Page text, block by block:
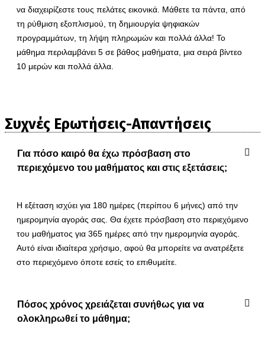
να διαχειρίζεστε τους πελάτες εικονικά. Μάθετε τα πάντα, από
τη ρύθμιση εξοπλισμού, τη δημιουργία ψηφιακών
προγραμμάτων, τη λήψη πληρωμών και πολλά άλλα! Το
μάθημα περιλαμβάνει 5 σε βάθος μαθήματα, μια σειρά βίντεο
10 μερών και πολλά άλλα.
Συχνές Ερωτήσεις-Απαντήσεις
Για πόσο καιρό θα έχω πρόσβαση στο
περιεχόμενο του μαθήματος και στις εξετάσεις;
Η εξέταση ισχύει για 180 ημέρες (περίπου 6 μήνες) από την
ημερομηνία αγοράς σας. Θα έχετε πρόσβαση στο περιεχόμενο
του μαθήματος για 365 ημέρες από την ημερομηνία αγοράς.
Αυτό είναι ιδιαίτερα χρήσιμο, αφού θα μπορείτε να ανατρέξετε
στο περιεχόμενο όποτε εσείς το επιθυμείτε.
Πόσος χρόνος χρειάζεται συνήθως για να
ολοκληρωθεί το μάθημα;